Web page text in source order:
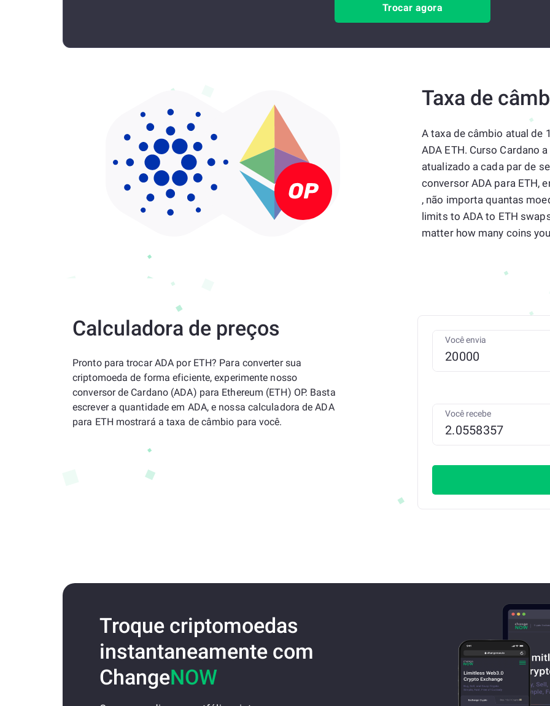
Trocar agora
Taxa de
A taxa de câmbio atual de
ADA ETH. Curso Cardano
atualizado a cada par de
conversor ADA para ETH,
, não importa quantas
limits to ADA to ETH
matter how many coins
Calculadora de preços
Pronto para trocar ADA por ETH? Para converter sua
criptomoeda de forma eficiente, experimente nosso
conversor de Cardano (ADA) para Ethereum (ETH) OP. Basta
escrever a quantidade em ADA, e nossa calculadora de ADA
para ETH mostrará a taxa de câmbio para você.
Você envia
Você recebe
Troque criptomoedas
instantaneamente com
ChangeNOW